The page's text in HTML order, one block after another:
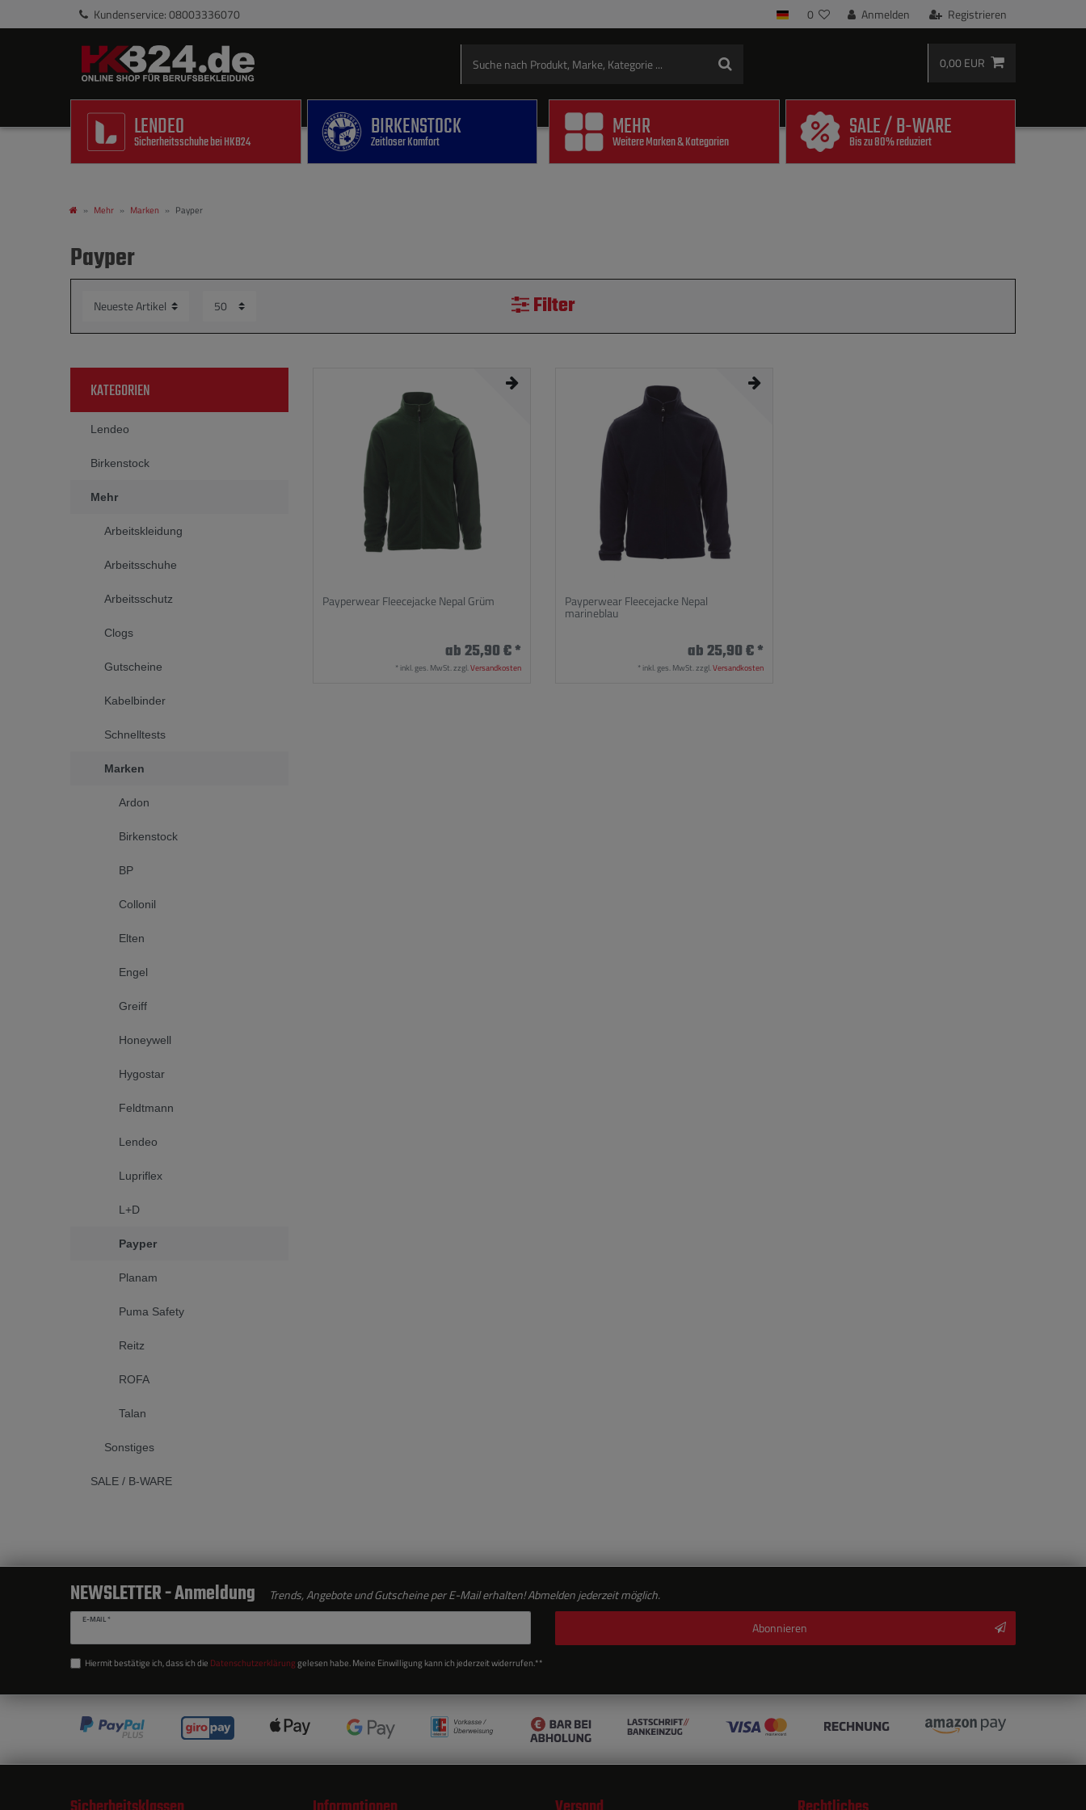
Kundenservice: 08003336070 Anmelden Registrieren
0
0,00 EUR
LENDEO
Sicherheitsschuhe bei HKB24 BIRKENSTOCK
Zeitloser Komfort MEHR
Weitere Marken & Kategorien SALE / B-WARE
Bis zu 80% reduziert
Mehr Marken Payper
Payper
Filter
KATEGORIEN
Lendeo
Birkenstock
Mehr
Arbeitskleidung
Arbeitsschuhe
Arbeitsschutz
Clogs
Gutscheine
Kabelbinder
Schnelltests
Marken
Ardon
Birkenstock
BP
Collonil
Elten
Engel
Greiff
Honeywell
Hygostar
Feldtmann
Lendeo
Lupriflex
L+D
Payper
Planam
Puma Safety
Reitz
ROFA
Talan
Sonstiges
SALE / B-WARE
Payperwear Fleecejacke Nepal Grüm
ab 25,90 € *
* inkl. ges. MwSt.zzgl.Versandkosten
Payperwear Fleecejacke Nepal
marineblau
ab 25,90 € *
* inkl. ges. MwSt.zzgl.Versandkosten
NEWSLETTER - Anmeldung Trends, Angebote und Gutscheine per E-Mail erhalten! Abmelden jederzeit möglich.
E-MAIL *
Hiermit bestätige ich, dass ich die Daten­schutz­erklärunggelesen habe. Meine Einwilligung kann ich jederzeit widerrufen.**
Abonnieren